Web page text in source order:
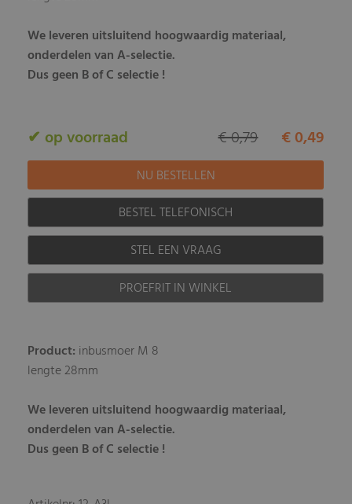
We leveren uitsluitend hoogwaardig materiaal,
onderdelen van A-selectie.
Dus geen B of C selectie !
✔ op voorraad € 0,49
€ 0,79
BESTEL TELEFONISCH
STEL EEN VRAAG
PROEFRIT IN WINKEL
Product: inbusmoer M 8
lengte 28mm
We leveren uitsluitend hoogwaardig materiaal,
onderdelen van A-selectie.
Dus geen B of C selectie !